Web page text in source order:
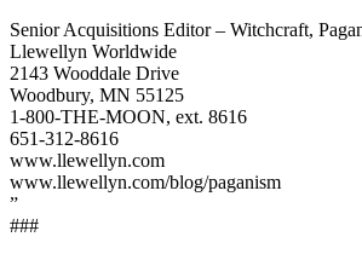
Senior Acquisitions Editor – Witchcraft,
Llewellyn Worldwide
2143 Wooddale Drive
Woodbury, MN 55125
1-800-THE-MOON, ext. 8616
651-312-8616
www.llewellyn.com
www.llewellyn.com/blog/paganism
”
###